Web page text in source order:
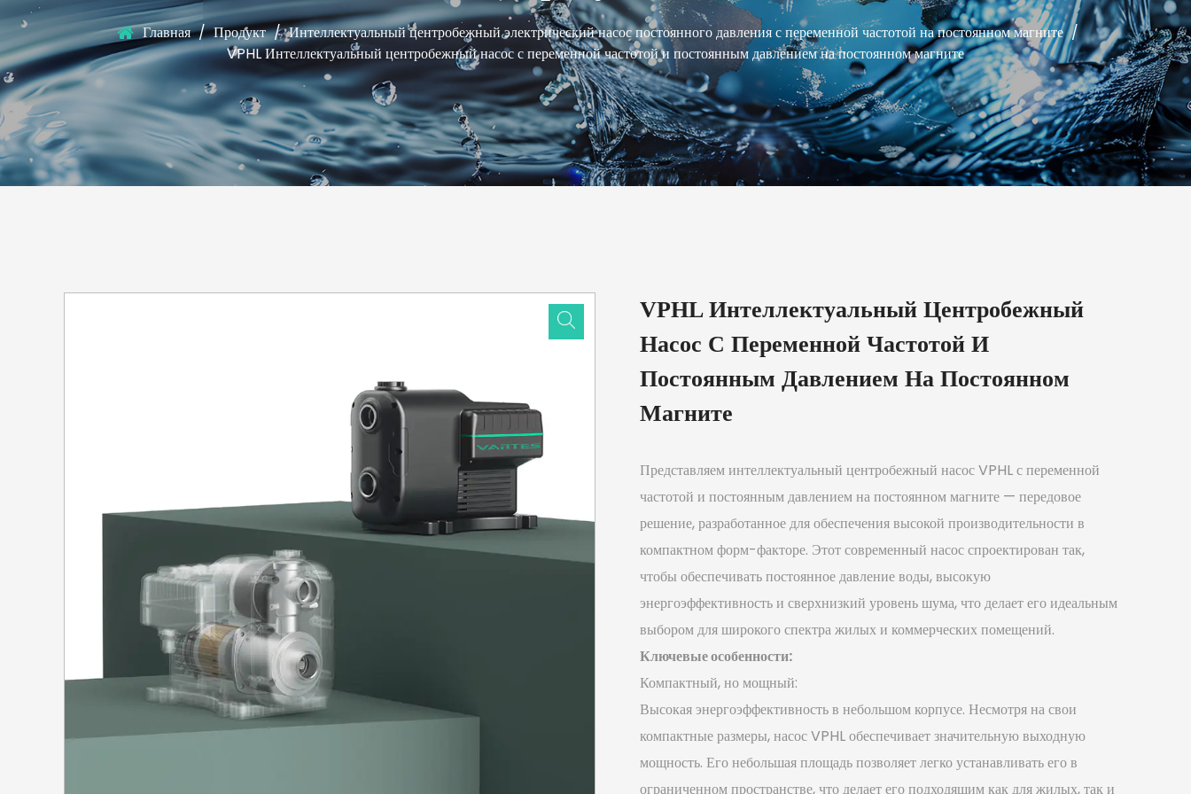
Главная / Продукт / Интеллектуальный центробежный электрический насос постоянного давления с переменной частотой на постоянном магните /
VPHL Интеллектуальный центробежный насос с переменной частотой и постоянным давлением на постоянном магните
VPHL Интеллектуальный Центробежный
Насос С Переменной Частотой И
Постоянным Давлением На Постоянном
Магните
Представляем интеллектуальный центробежный насос VPHL с переменной
частотой и постоянным давлением на постоянном магните — передовое
решение, разработанное для обеспечения высокой производительности в
компактном форм-факторе. Этот современный насос спроектирован так,
чтобы обеспечивать постоянное давление воды, высокую
энергоэффективность и сверхнизкий уровень шума, что делает его идеальным
выбором для широкого спектра жилых и коммерческих помещений.
Ключевые особенности:
Компактный, но мощный:
Высокая энергоэффективность в небольшом корпусе. Несмотря на свои
компактные размеры, насос VPHL обеспечивает значительную выходную
мощность. Его небольшая площадь позволяет легко устанавливать его в
ограниченном пространстве, что делает его подходящим как для жилых, так и